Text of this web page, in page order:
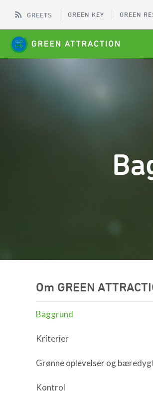
GREETS GREEN KEY GREEN
Om GREEN
Baggrund
Kriterier
Grønne oplevelser og
Kontrol